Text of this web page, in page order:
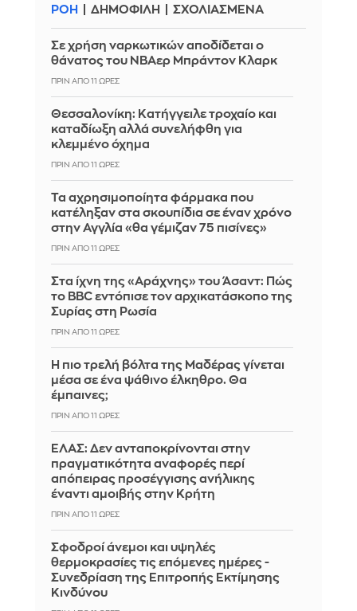
ΡΟΗ ΔΗΜΟΦΙΛΗ ΣΧΟΛΙΑΣΜΕΝΑ
Σε χρήση ναρκωτικών αποδίδεται ο
θάνατος του ΝΒΑερ Μπράντον Κλαρκ
ΠΡΙΝ ΑΠΌ 11 ΏΡΕΣ
Θεσσαλονίκη: Κατήγγειλε τροχαίο και
καταδίωξη αλλά συνελήφθη για
κλεμμένο όχημα
ΠΡΙΝ ΑΠΌ 11 ΏΡΕΣ
Τα αχρησιμοποίητα φάρμακα που
κατέληξαν στα σκουπίδια σε έναν χρόνο
στην Αγγλία «θα γέμιζαν 75 πισίνες»
ΠΡΙΝ ΑΠΌ 11 ΏΡΕΣ
Στα ίχνη της «Αράχνης» του Άσαντ: Πώς
το BBC εντόπισε τον αρχικατάσκοπο της
Συρίας στη Ρωσία
ΠΡΙΝ ΑΠΌ 11 ΏΡΕΣ
Η πιο τρελή βόλτα της Μαδέρας γίνεται
μέσα σε ένα ψάθινο έλκηθρο. Θα
έμπαινες;
ΠΡΙΝ ΑΠΌ 11 ΏΡΕΣ
ΕΛΑΣ: Δεν ανταποκρίνονται στην
πραγματικότητα αναφορές περί
απόπειρας προσέγγισης ανήλικης
έναντι αμοιβής στην Κρήτη
ΠΡΙΝ ΑΠΌ 11 ΏΡΕΣ
Σφοδροί άνεμοι και υψηλές
θερμοκρασίες τις επόμενες ημέρες -
Συνεδρίαση της Επιτροπής Εκτίμησης
Κινδύνου